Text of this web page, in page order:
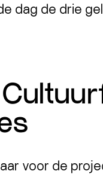
dag de drie
voor de